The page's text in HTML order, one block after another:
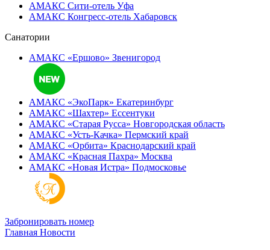
АМАКС Сити-отель Уфа
АМАКС Конгресс-отель Хабаровск
Санатории
АМАКС «Ершово» Звенигород
АМАКС «ЭкоПарк» Екатеринбург
АМАКС «‎Шахтер» Ессентуки
АМАКС «‎Старая Русса» Новгородская область
АМАКС «‎Усть-Качка» Пермский край
АМАКС «‎Орбита» Краснодарский край
АМАКС «‎Красная Пахра» Москва
АМАКС «‎Новая Истра» Подмосковье
Забронировать номер
Главная Новости